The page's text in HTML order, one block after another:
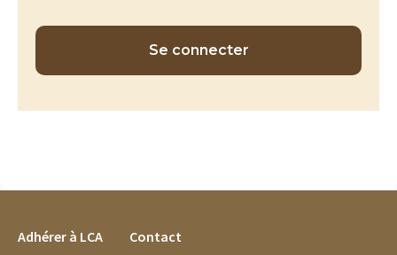
Se connecter
FOOTER MENU
Adhérer à LCA Contact